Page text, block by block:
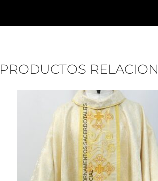
PRODUCTOS